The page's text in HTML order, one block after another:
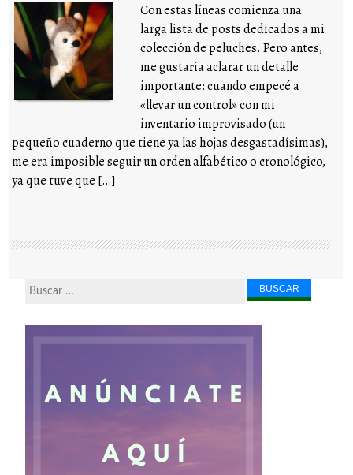
Con estas líneas comienza una
larga lista de posts dedicados a mi
colección de peluches. Pero antes,
me gustaría aclarar un detalle
importante: cuando empecé a
«llevar un control» con mi
inventario improvisado (un
pequeño cuaderno que tiene ya las hojas desgastadísimas),
me era imposible seguir un orden alfabético o cronológico,
ya que tuve que […]
Buscar...